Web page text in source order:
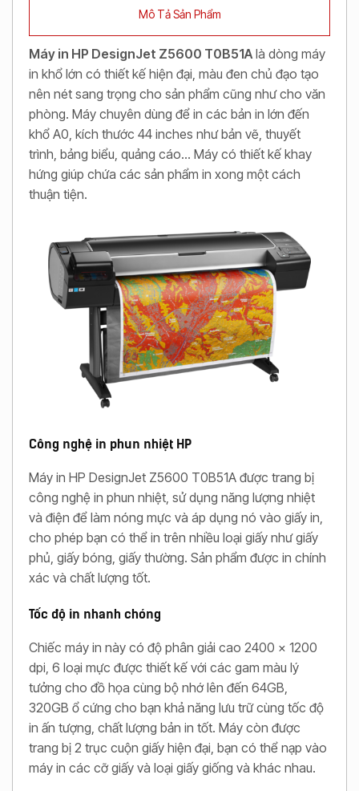
Mô Tả Sản Phẩm
Máy in HP DesignJet Z5600 T0B51A là dòng máy
in khổ lớn có thiết kế hiện đại, màu đen chủ đạo tạo
nên nét sang trọng cho sản phẩm cũng như cho văn
phòng. Máy chuyên dùng để in các bản in lớn đến
khổ A0, kích thước 44 inches như bản vẽ, thuyết
trình, bảng biểu, quảng cáo… Máy có thiết kế khay
hứng giúp chứa các sản phẩm in xong một cách
thuận tiện.
Công nghệ in phun nhiệt HP
Máy in HP DesignJet Z5600 T0B51A được trang bị
công nghệ in phun nhiệt, sử dụng năng lượng nhiệt
và điện để làm nóng mực và áp dụng nó vào giấy in,
cho phép bạn có thể in trên nhiều loại giấy như giấy
phủ, giấy bóng, giấy thường. Sản phẩm được in chính
xác và chất lượng tốt.
Tốc độ in nhanh chóng
Chiếc máy in này có độ phân giải cao 2400 x 1200
dpi, 6 loại mực được thiết kế với các gam màu lý
tưởng cho đồ họa cùng bộ nhớ lên đến 64GB,
320GB ổ cứng cho bạn khả năng lưu trữ cùng tốc độ
in ấn tượng, chất lượng bản in tốt. Máy còn được
trang bị 2 trục cuộn giấy hiện đại, bạn có thể nạp vào
máy in các cỡ giấy và loại giấy giống và khác nhau.